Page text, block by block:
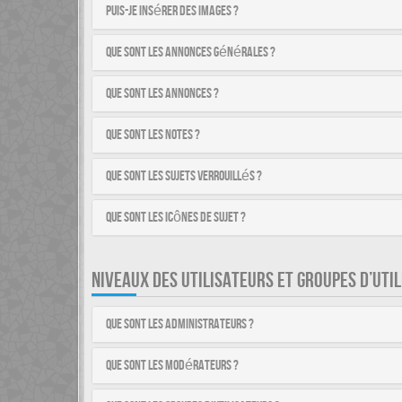
Puis-je insérer des images ?
Que sont les annonces générales ?
Que sont les annonces ?
Que sont les notes ?
Que sont les sujets verrouillés ?
Que sont les icônes de sujet ?
NIVEAUX DES UTILISATEURS ET GROUPES
Que sont les administrateurs ?
Que sont les modérateurs ?